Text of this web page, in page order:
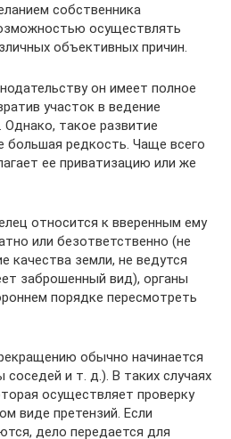
собственника
осуществлять
объективных причин.
он имеет полное
участок в ведение
Однако, такое развитие
большая редкость. Чаще всего
ее приватизацию или же
относится к вверенным ему
или безответственно (не
качества земли, не ведутся
заброшенный вид), органы
порядке пересмотреть
обычно начинается
соседей и т. д.). В таких случаях
осуществляет проверку
виде претензий. Если
дело передается для